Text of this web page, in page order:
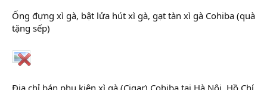
Ống đựng xì gà, bật lửa hút xì gà, gạt tàn xì gà Cohiba (quà
tặng sếp)
Địa chỉ bán phụ kiện xì gà (Cigar) Cohiba tại Hà Nội, Hồ Chí